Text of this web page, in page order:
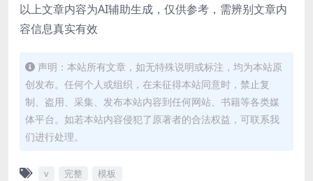
以上文章内容为AI辅助生成，仅供参考，需辨别文章内
容信息真实有效
声明：本站所有文章，如无特殊说明或标注，均为本站原
创发布。任何个人或组织，在未征得本站同意时，禁止复
制、盗用、采集、发布本站内容到任何网站、书籍等各类媒
体平台。如若本站内容侵犯了原著者的合法权益，可联系我
们进行处理。
v 完整 模板